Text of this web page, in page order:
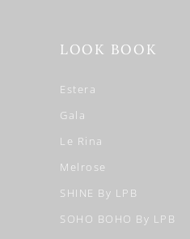
LOOK BOOK
Estera
Gala
Le Rina
Melrose
SHINE By LPB
SOHO BOHO By LPB